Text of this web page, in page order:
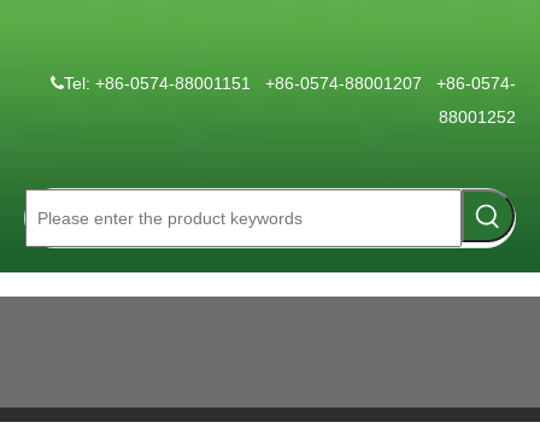
Tel: +86-0574-88001151 +86-0574-88001207 +86-0574-
88001252